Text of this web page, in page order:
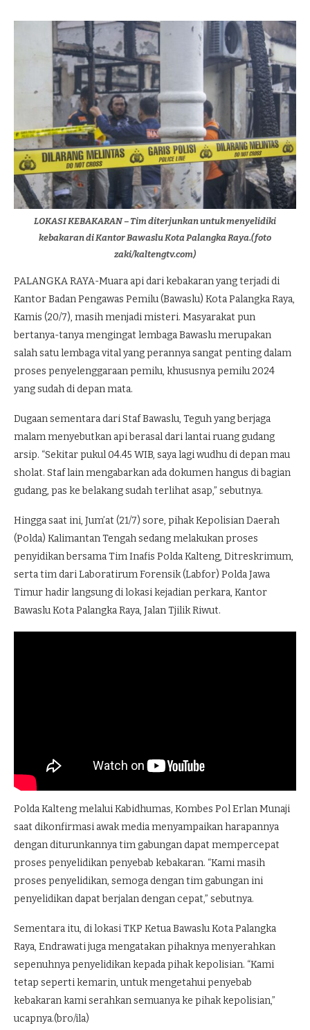
LOKASI KEBAKARAN – Tim diterjunkan untuk menyelidiki
kebakaran di Kantor Bawaslu Kota Palangka Raya.(foto
zaki/kaltengtv.com)
PALANGKA RAYA-Muara api dari kebakaran yang terjadi di
Kantor Badan Pengawas Pemilu (Bawaslu) Kota Palangka Raya,
Kamis (20/7), masih menjadi misteri. Masyarakat pun
bertanya-tanya mengingat lembaga Bawaslu merupakan
salah satu lembaga vital yang perannya sangat penting dalam
proses penyelenggaraan pemilu, khususnya pemilu 2024
yang sudah di depan mata.
Dugaan sementara dari Staf Bawaslu, Teguh yang berjaga
malam menyebutkan api berasal dari lantai ruang gudang
arsip. “Sekitar pukul 04.45 WIB, saya lagi wudhu di depan mau
sholat. Staf lain mengabarkan ada dokumen hangus di bagian
gudang, pas ke belakang sudah terlihat asap,” sebutnya.
Hingga saat ini, Jum’at (21/7) sore, pihak Kepolisian Daerah
(Polda) Kalimantan Tengah sedang melakukan proses
penyidikan bersama Tim Inafis Polda Kalteng, Ditreskrimum,
serta tim dari Laboratirum Forensik (Labfor) Polda Jawa
Timur hadir langsung di lokasi kejadian perkara, Kantor
Bawaslu Kota Palangka Raya, Jalan Tjilik Riwut.
Polda Kalteng melalui Kabidhumas, Kombes Pol Erlan Munaji
saat dikonfirmasi awak media menyampaikan harapannya
dengan diturunkannya tim gabungan dapat mempercepat
proses penyelidikan penyebab kebakaran. “Kami masih
proses penyelidikan, semoga dengan tim gabungan ini
penyelidikan dapat berjalan dengan cepat,” sebutnya.
Sementara itu, di lokasi TKP Ketua Bawaslu Kota Palangka
Raya, Endrawati juga mengatakan pihaknya menyerahkan
sepenuhnya penyelidikan kepada pihak kepolisian. “Kami
tetap seperti kemarin, untuk mengetahui penyebab
kebakaran kami serahkan semuanya ke pihak kepolisian,”
ucapnya.(bro/ila)